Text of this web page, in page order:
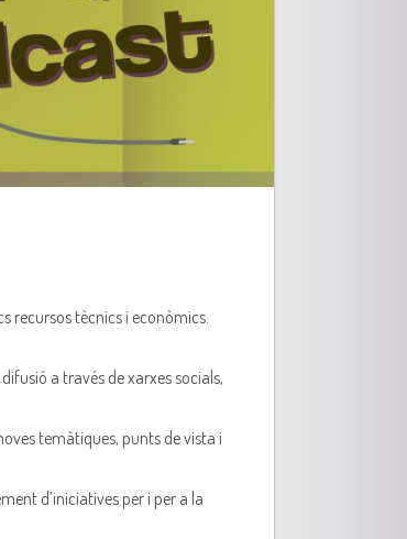
recursos tècnics i econòmics.
a través de xarxes socials,
temàtiques, punts de vista i
d’iniciatives per i per a la